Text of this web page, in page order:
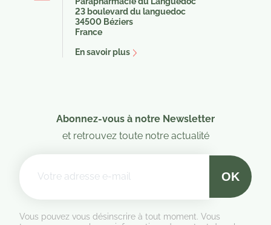
23 boulevard du languedoc
34500 Béziers
France
En savoir plus
Abonnez-vous à notre Newsletter
et retrouvez toute notre actualité
Vous pouvez vous désinscrire à tout moment. Vous